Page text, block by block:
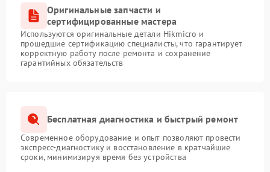
Оригинальные запчасти и
сертифицированные мастера
Используются оригинальные детали Hikmicro и
прошедшие сертификацию специалисты, что гарантирует
корректную работу после ремонта и сохранение
гарантийных обязательств
Бесплатная диагностика и быстрый ремонт
Современное оборудование и опыт позволяют провести
экспресс-диагностику и восстановление в кратчайшие
сроки, минимизируя время без устройства